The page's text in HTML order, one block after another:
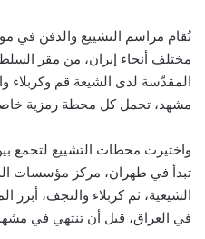
تُقام مراسم التشييع والدفن في
مختلف أنحاء إيران، من مقر
المقدّسة لدى الشيعة قم وكربلاء
مشهد، تحمل كل محطة رمزية
واختيرت محطات التشييع لتجمع
تبدأ في طهران، مركز مؤسسات
الشيعية، ثم كربلاء والنجف، أبرز
في العراق، قبل أن تنتهي في